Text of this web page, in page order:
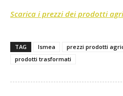
Scarica i prezzi dei prodotti
TAG Ismea prezzi prodotti
prodotti trasformati